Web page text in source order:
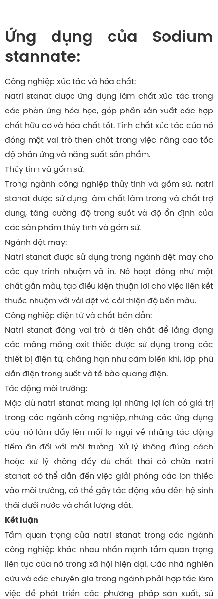
Ứng dụng của Sodium
stannate:
Công nghiệp xúc tác và hóa chất:
Natri stanat được ứng dụng làm chất xúc tác trong
các phản ứng hóa học, góp phần sản xuất các hợp
chất hữu cơ và hóa chất tốt. Tính chất xúc tác của nó
đóng một vai trò then chốt trong việc nâng cao tốc
độ phản ứng và năng suất sản phẩm.
Thủy tinh và gốm sứ:
Trong ngành công nghiệp thủy tinh và gốm sứ, natri
stanat được sử dụng làm chất làm trong và chất trợ
dung, tăng cường độ trong suốt và độ ổn định của
các sản phẩm thủy tinh và gốm sứ.
Ngành dệt may:
Natri stanat được sử dụng trong ngành dệt may cho
các quy trình nhuộm và in. Nó hoạt động như một
chất gắn màu, tạo điều kiện thuận lợi cho việc liên kết
thuốc nhuộm với vải dệt và cải thiện độ bền màu.
Công nghiệp điện tử và chất bán dẫn:
Natri stanat đóng vai trò là tiền chất để lắng đọng
các màng mỏng oxit thiếc được sử dụng trong các
thiết bị điện tử, chẳng hạn như cảm biến khí, lớp phủ
dẫn điện trong suốt và tế bào quang điện.
Tác động môi trường:
Mặc dù natri stanatmang lại những lợi ích có giá trị
trong các ngành công nghiệp, nhưng các ứng dụng
của nó làm dấy lên mối lo ngại về những tác động
tiềm ẩn đối với môi trường. Xử lý không đúng cách
hoặc xử lý không đầy đủ chất thải có chứa natri
stanat có thể dẫn đến việc giải phóng các ion thiếc
vào môi trường, có thể gây tác động xấu đến hệ sinh
thái dưới nước và chất lượng đất.
Kết luận
Tầm quan trọng của natri stanat trong các ngành
công nghiệp khác nhau nhấn mạnh tầm quan trọng
liên tục của nó trong xã hội hiện đại. Các nhà nghiên
cứu và các chuyên gia trong ngành phải hợp tác làm
việc để phát triển các phương pháp sản xuất, sử